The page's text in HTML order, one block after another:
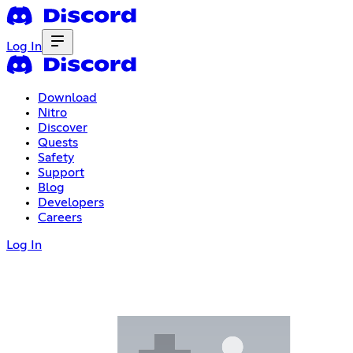
Log In
Download
Nitro
Discover
Quests
Safety
Support
Blog
Developers
Careers
Log In